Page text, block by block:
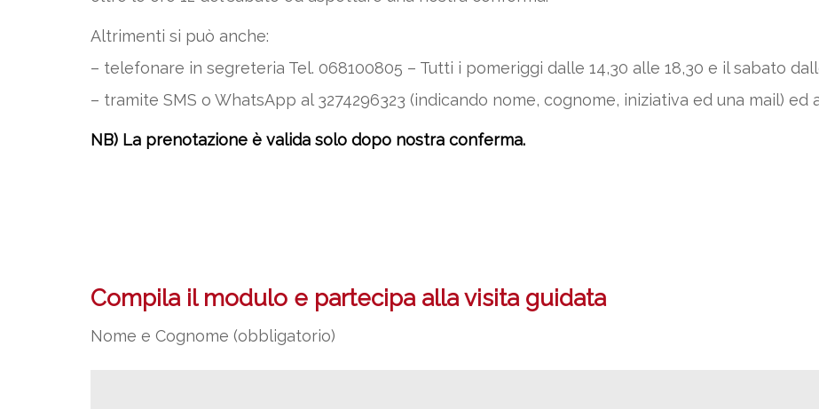
Altrimenti si può anche:
– telefonare in segreteria Tel. 068100805 – Tutti i pomeriggi dalle 14,30 alle 18,30 e il sabato
– tramite SMS o WhatsApp al 3274296323 (indicando nome, cognome, iniziativa ed una mail)
NB) La prenotazione è valida solo dopo nostra conferma.
Compila il modulo e partecipa alla visita guidata
Nome e Cognome (obbligatorio)